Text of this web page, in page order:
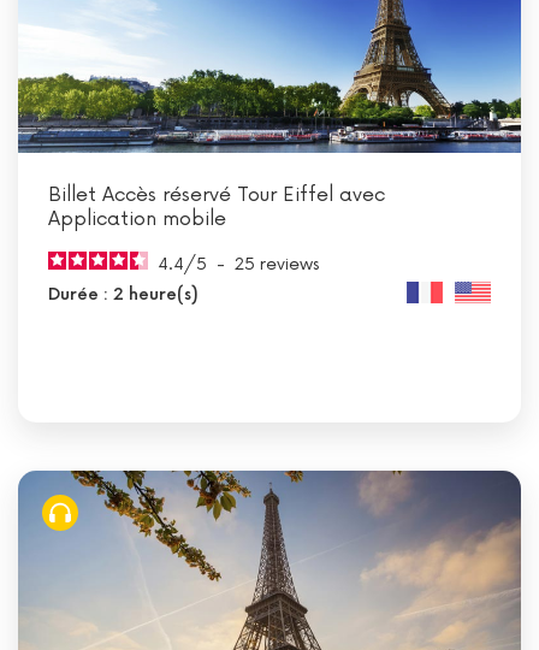
Billet Accès réservé Tour Eiffel avec
Application mobile
4.4/5 - 25 reviews
Durée : 2 heure(s)